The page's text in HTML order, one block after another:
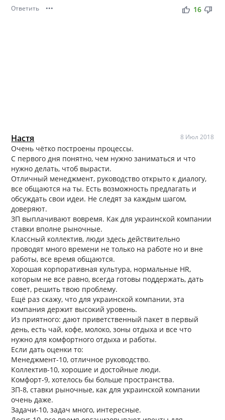
Ответить ••• thumb_up thumb_down
16
Настя 8 Июл 2018
Очень чётко построены процессы.
С первого дня понятно, чем нужно заниматься и что
нужно делать, чтоб вырасти.
Отличный менеджмент, руководство открыто к диалогу,
все общаются на ты. Есть возможность предлагать и
обсуждать свои идеи. Не следят за каждым шагом,
доверяют.
ЗП выплачивают вовремя. Как для украинской компании
ставки вполне рыночные.
Классный коллектив, люди здесь действительно
проводят много времени не только на работе но и вне
работы, все время общаются.
Хорошая корпоративная культура, нормальные HR,
которым не все равно, всегда готовы поддержать, дать
совет, решить твою проблему.
Ещё раз скажу, что для украинской компании, эта
компания держит высокий уровень.
Из приятного: дают приветственный пакет в первый
день, есть чай, кофе, молоко, зоны отдыха и все что
нужно для комфортного отдыха и работы.
Если дать оценки то:
Менеджмент-10, отличное руководство.
Коллектив-10, хорошие и достойные люди.
Комфорт-9, хотелось бы больше пространства.
ЗП-8, ставки рыночные, как для украинской компании
очень даже.
Задачи-10, задач много, интересные.